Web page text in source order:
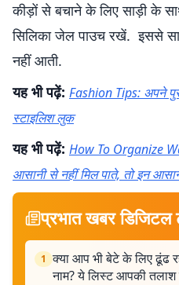
कीड़ों से बचाने के लिए साड़ी के
सिलिका जेल पाउच रखें. इससे
नहीं आती.
यह भी पढ़ें: Fashion Tips: अपने
स्टाइलिश लुक
यह भी पढ़ें: How To Organize
आसानी से नहीं मिल पाते, तो इन
प्रभात खबर डिजिटल
1 क्या आप भी बेटे के लिए ढूंढ
नाम? ये लिस्ट आपकी